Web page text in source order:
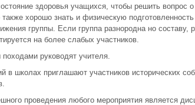
здоровья учащихся, чтобы решить вопрос
хорошо знать и физическую подготовленность
группы. Если группа разнородна но составу,
на более слабых участников.
руководят учителя.
в школах приглашают участников исторических
проведения любого мероприятия является